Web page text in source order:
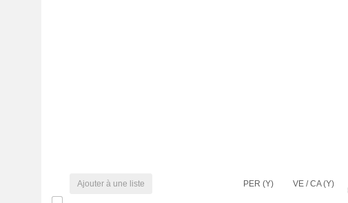
Ajouter à une liste PER (Y) VE / CA (Y)